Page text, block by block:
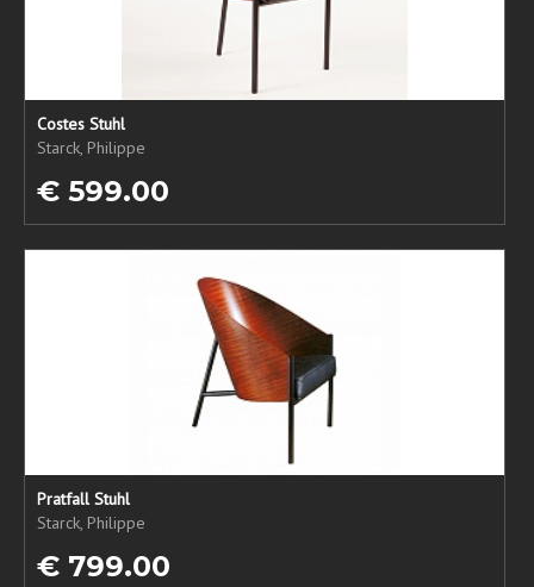
Costes Stuhl
Starck, Philippe
€ 599.00
Pratfall Stuhl
Starck, Philippe
€ 799.00